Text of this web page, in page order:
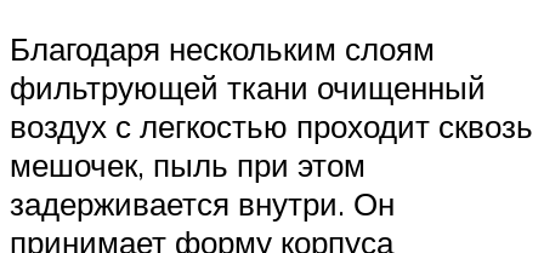
Благодаря нескольким слоям
фильтрующей ткани очищенный
воздух с легкостью проходит сквозь
мешочек, пыль при этом
задерживается внутри. Он
принимает форму корпуса